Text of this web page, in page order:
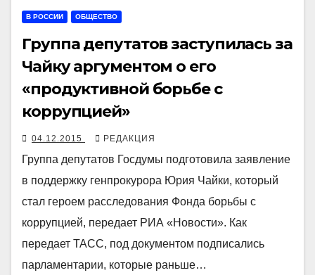
В РОССИИ ОБЩЕСТВО
Группа депутатов заступилась за
Чайку аргументом о его
«продуктивной борьбе с
коррупцией»
04.12.2015 РЕДАКЦИЯ
Группа депутатов Госдумы подготовила заявление
в поддержку генпрокурора Юрия Чайки, который
стал героем расследования Фонда борьбы с
коррупцией, передает РИА «Новости». Как
передает ТАСС, под документом подписались
парламентарии, которые раньше…